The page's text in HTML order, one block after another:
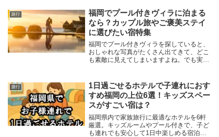
ください♪
旅行
福岡でプール付きヴィラに泊まる
なら？カップル旅やご褒美ステイ
に選びたい宿特集
福岡でプール付きヴィラを探していると、
おしゃれな写真がたくさん出てきて、どこ
も素敵に見えてしまいますよね。でも実際
れともカップル旅や女子旅で楽しみたいの
かによって、...
旅行
1日過ごせるホテルで子連れにおす
すめ福岡の上位6選！キッズスペー
スがすごい宿は？
福岡県内で家族旅行に最適なホテルを6軒
厳選。キッズルームやプール付きで、子ど
も連れでも安心して1日中楽しめる宿泊先